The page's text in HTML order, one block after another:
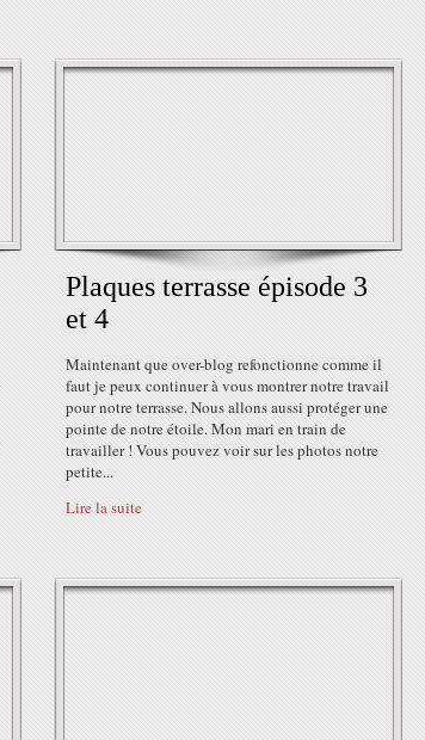
Plaques terrasse épisode 3
et 4
Maintenant que over-blog refonctionne comme il
faut je peux continuer à vous montrer notre travail
pour notre terrasse. Nous allons aussi protéger une
pointe de notre étoile. Mon mari en train de
travailler ! Vous pouvez voir sur les photos notre
petite...
Lire la suite